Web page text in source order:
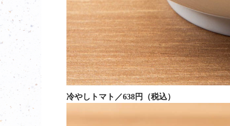
冷やしトマト／638円（税込）